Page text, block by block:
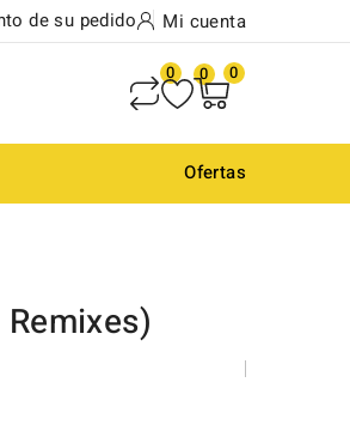
de su pedido Mi cuenta
0 0 0
Ofertas